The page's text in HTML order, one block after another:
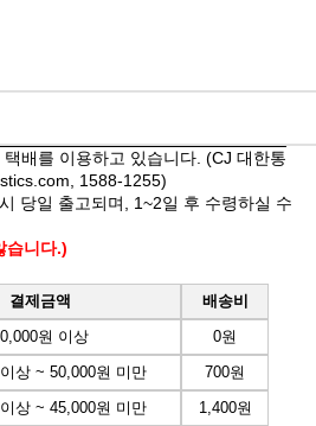
배를 이용하고 있습니다. (CJ 대한통
, 1588-1255)
당일 출고되며, 1~2일 후 수령하실 수
습니다.)
결제금액
배송비
원 이상
0원
상 ~ 50,000원 미만
700원
상 ~ 45,000원 미만
1,400원